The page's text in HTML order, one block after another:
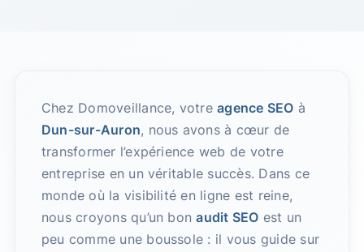
Chez Domoveillance, votreagence SEO à
Dun-sur-Auron, nous avons à cœur de
transformer l’expérience web de votre
entreprise en un véritable succès. Dans ce
monde où la visibilité en ligne est reine,
nous croyons qu’un bonaudit SEO est un
peu comme une boussole : il vous guide sur